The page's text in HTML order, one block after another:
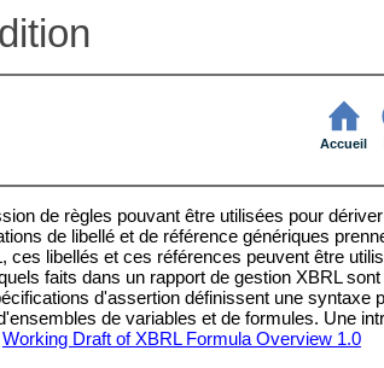
Accueil
de règles pouvant être utilisées pour
de libellé et de référence génériques
libellés et ces références peuvent être
faits dans un rapport de gestion XBRL
d'assertion définissent une syntaxe
de variables et de formules. Une
Working Draft of XBRL Formula Overview 1.0